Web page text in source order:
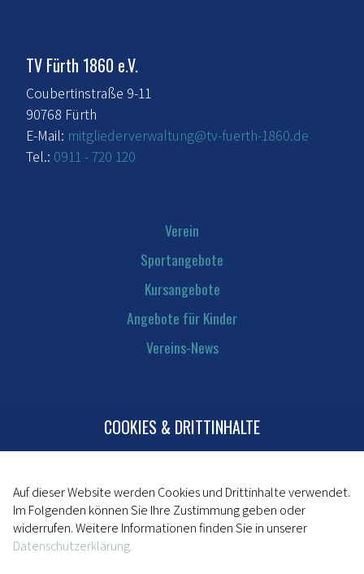
TV Fürth 1860 e.V.
Coubertinstraße 9-11
90768 Fürth
E-Mail: mitgliederverwaltung@tv-fuerth-1860.de
Tel.: 0911 - 720 120
Verein
Sportangebote
Kursangebote
Angebote für Kinder
Vereins-News
Kontakt
Mitglied werden
Impressum
Datenschutz
COOKIES & DRITTINHALTE
Auf dieser Website werden Cookies und Drittinhalte verwendet.
Im Folgenden können Sie Ihre Zustimmung geben oder
widerrufen. Weitere Informationen finden Sie in unserer
Datenschutzerklärung.